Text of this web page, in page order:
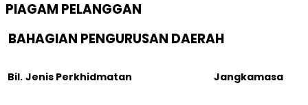
PIAGAM PELANGGAN
BAHAGIAN PENGURUSAN DAERAH
Bil. Jenis Perkhidmatan Jangkamasa